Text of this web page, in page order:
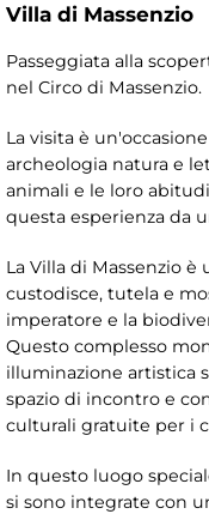
Villa di Massenzio
Passeggiata alla
nel Circo di Massenzio.
La visita è
archeologia natura e
animali e le loro
questa esperienza da
La Villa di Massenzio è
custodisce, tutela e
imperatore e la
Questo complesso
illuminazione artistica
spazio di incontro e
culturali gratuite per i
In questo luogo
si sono integrate con